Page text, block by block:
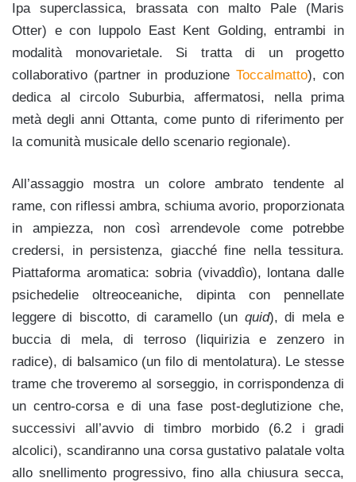
Ipa superclassica, brassata con malto Pale (Maris
Otter) e con luppolo East Kent Golding, entrambi in
modalità monovarietale. Si tratta di un progetto
collaborativo (partner in produzione Toccalmatto), con
dedica al circolo Suburbia, affermatosi, nella prima
metà degli anni Ottanta, come punto di riferimento per
la comunità musicale dello scenario regionale).
All’assaggio mostra un colore ambrato tendente al
rame, con riflessi ambra, schiuma avorio, proporzionata
in ampiezza, non così arrendevole come potrebbe
credersi, in persistenza, giacché fine nella tessitura.
Piattaforma aromatica: sobria (vivaddìo), lontana dalle
psichedelie oltreoceaniche, dipinta con pennellate
leggere di biscotto, di caramello (un quid), di mela e
buccia di mela, di terroso (liquirizia e zenzero in
radice), di balsamico (un filo di mentolatura). Le stesse
trame che troveremo al sorseggio, in corrispondenza di
un centro-corsa e di una fase post-deglutizione che,
successivi all’avvio di timbro morbido (6.2 i gradi
alcolici), scandiranno una corsa gustativo palatale volta
allo snellimento progressivo, fino alla chiusura secca,